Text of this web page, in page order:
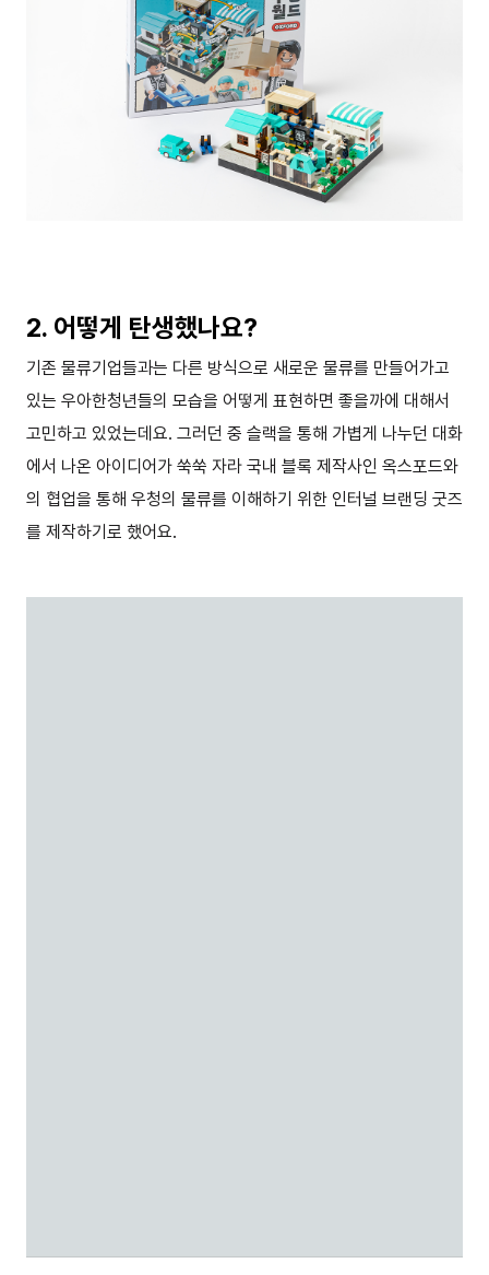
2. 어떻게 탄생했나요?
기존 물류기업들과는 다른 방식으로 새로운 물류를 만들어가고
있는 우아한청년들의 모습을 어떻게 표현하면 좋을까에 대해서
고민하고 있었는데요. 그러던 중 슬랙을 통해 가볍게 나누던 대화
에서 나온 아이디어가 쑥쑥 자라 국내 블록 제작사인 옥스포드와
의 협업을 통해 우청의 물류를 이해하기 위한 인터널 브랜딩 굿즈
를 제작하기로 했어요.